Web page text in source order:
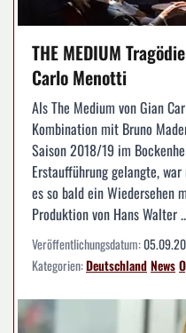
THE MEDIUM
Carlo Menotti
Als The Medium von Gian
Kombination mit Bruno
Saison 2018/19 im
Erstaufführung gelangte,
es so bald ein Wiedersehen
Produktion von Hans Walter
Veröffentlichungsdatum:
Kategorien:DeutschlandNews